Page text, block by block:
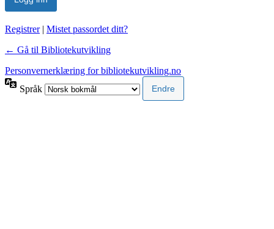
Registrer| Mistet passordet ditt?
← Gå til Bibliotekutvikling
Personvernerklæring for bibliotekutvikling.no
Språk